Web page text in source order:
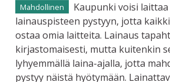
Mahdollinen
Kaupunki voisi
lainauspisteen pystyyn, jotta
ostaa omia laitteita. Lainaus
kirjastomaisesti, mutta kuitenkin
lyhyemmällä laina-ajalla, jotta
pystyy näistä hyötymään.